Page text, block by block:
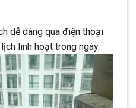
dễ dàng qua điện thoại
linh hoạt trong ngày.